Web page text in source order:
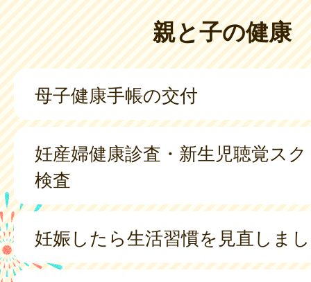
親と子の健康
母子健康手帳の交付
妊産婦健康診査・新生児聴覚ス
検査
妊娠したら生活習慣を見直しま